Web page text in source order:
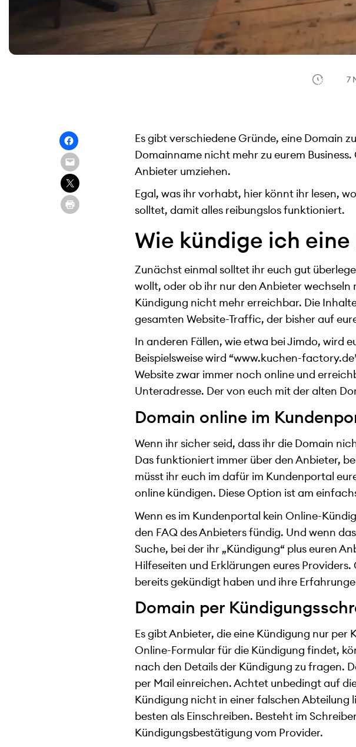
7
Es gibt verschiedene Gründe, eine Domain
Domainname nicht mehr zu eurem
Anbieter umziehen.
Egal, was ihr vorhabt, hier könnt ihr lesen,
solltet, damit alles reibungslos funktioniert.
Wie kündige ich eine
Zunächst einmal solltet ihr euch gut
wollt, oder ob ihr nur den Anbieter
Kündigung nicht mehr erreichbar. Die
gesamten Website-Traffic, der bisher auf
In anderen Fällen, wie etwa bei Jimdo, wird
Beispielsweise wird “www.kuchen-
Website zwar immer noch online und
Unteradresse. Der von euch mit der alten
Domain online im
Wenn ihr sicher seid, dass ihr die Domain
Das funktioniert immer über den Anbieter,
müsst ihr euch im dafür im Kundenportal
online kündigen. Diese Option ist am
Wenn es im Kundenportal kein Online-
den FAQ des Anbieters fündig. Und wenn
Suche, bei der ihr „Kündigung“ plus euren
Hilfeseiten und Erklärungen eures
bereits gekündigt haben und ihre
Domain per
Es gibt Anbieter, die eine Kündigung nur
Online-Formular für die Kündigung findet,
nach den Details der Kündigung zu fragen.
per Mail einreichen. Achtet unbedingt auf
Kündigung nicht in einer falschen Abteilung
besten als Einschreiben. Besteht im
Kündigungsbestätigung vom Provider.